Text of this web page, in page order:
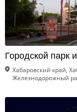
Городской парк
Хабаровский край,
Железнодорожный